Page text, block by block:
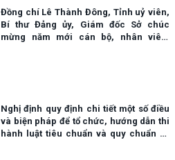
Đồng chí Lê Thành Đông, Tỉnh uỷ viên,
Bí thư Đảng ủy, Giám đốc Sở chúc
mừng năm mới cán bộ, nhân viên,
Nghị định quy định chi tiết một số điều
và biện pháp để tổ chức, hướng dẫn thi
hành luật tiêu chuẩn và quy chuẩn kỹ